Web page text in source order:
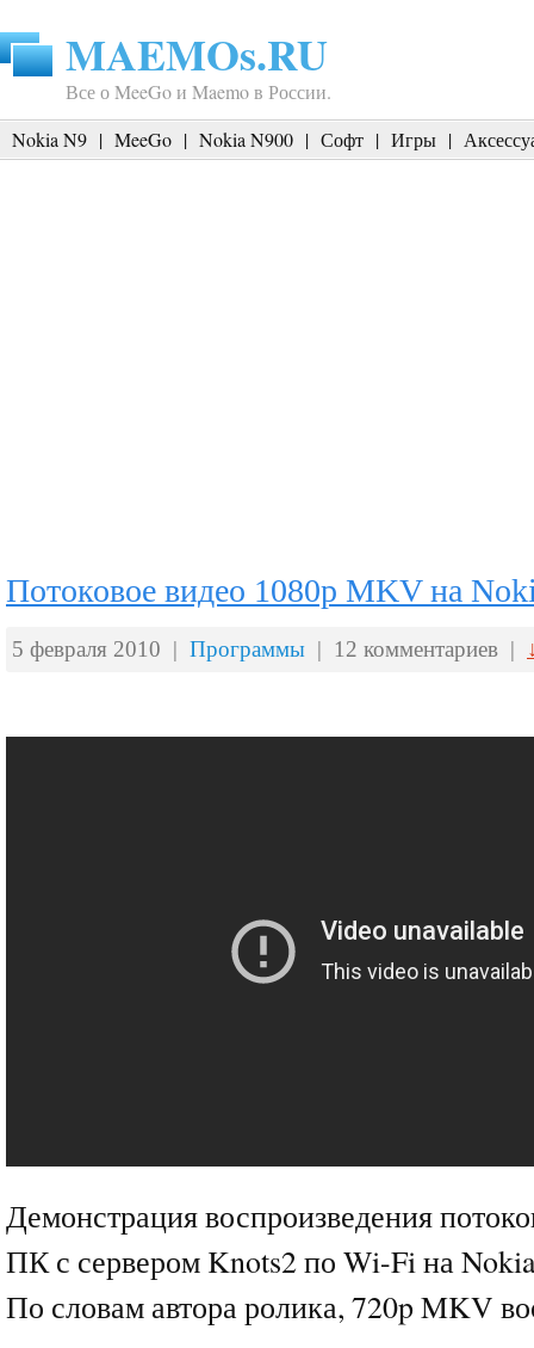
MAEMOs.RU
Все о MeeGo и Maemo в России.
Nokia N9 | MeeGo | Nokia N900 | Софт | Игры |
Потоковое видео 1080p MKV на
5 февраля 2010 | Программы | 12 комментариев |
Демонстрация воспроизведения
ПК с сервером Knots2 по Wi-Fi на
По словам автора ролика, 720p MKV